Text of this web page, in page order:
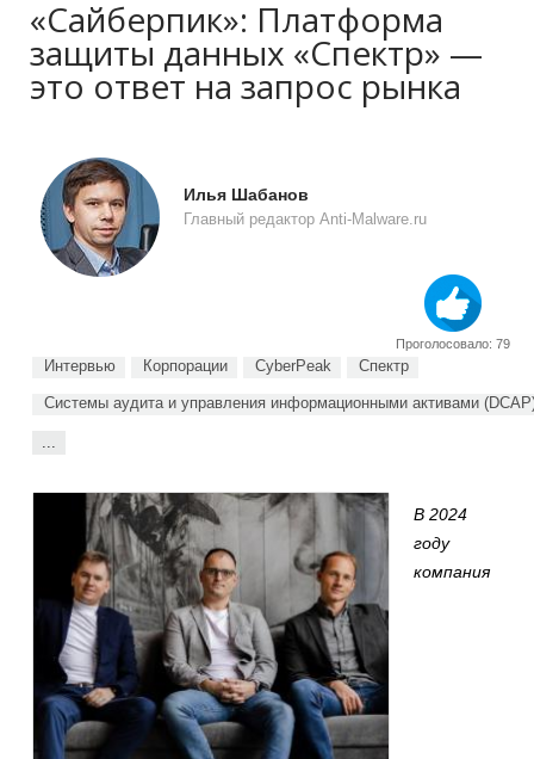
«Сайберпик»: Платформа
защиты данных «Спектр» —
это ответ на запрос рынка
Илья Шабанов
Главный редактор Anti-Malware.ru
Проголосовало: 79
Интервью Корпорации CyberPeak Спектр
Cистемы аудита и управления информационными активами
...
В 2024
году
компания